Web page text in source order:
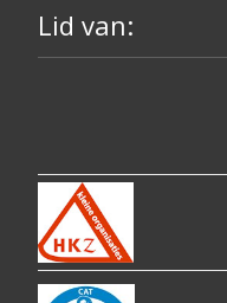
Lid van: